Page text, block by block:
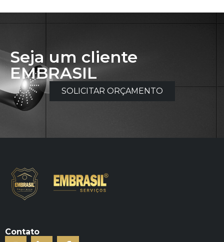
Seja um cliente
EMBRASIL
SOLICITAR ORÇAMENTO
Contato